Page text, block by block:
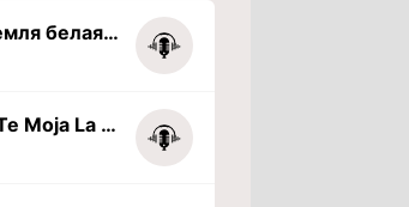
Матушка земля белая березонька
Cuando Se Te Moja La Tarea (PHONK) (Slowed + Reverbed)